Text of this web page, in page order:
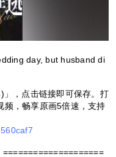
day, but husband di
，点击链接即可保存。打
频，畅享原画5倍速，支持
====================